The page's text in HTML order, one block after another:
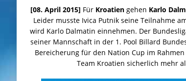
[08. April 2015] Für Kroatien gehen Karlo
Leider musste Ivica Putnik seine Teilnahme
wird Karlo Dalmatin einnehmen. Der
seiner Mannschaft in der 1. Pool Billard
Bereicherung für den Nation Cup im
Team Kroatien sicherlich mehr